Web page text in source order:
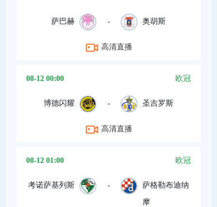
萨巴赫 - 奥胡斯
高清直播
08-12 00:00 欧冠
博德闪耀 - 圣吉罗斯
高清直播
08-12 01:00 欧冠
考诺萨基列斯 - 萨格勒布迪纳
摩